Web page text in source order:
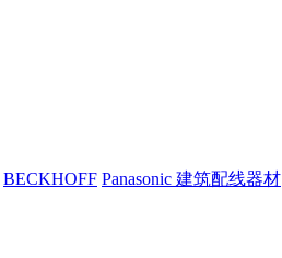
BECKHOFF Panasonic 建筑配线器材